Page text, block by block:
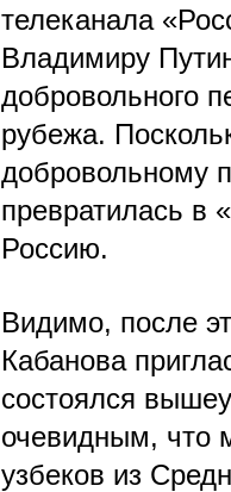
телеканала
Владимиру
добровольного
рубежа.
добровольному
превратилась в
Россию.
Видимо, после
Кабанова
состоялся
очевидным, что
узбеков из